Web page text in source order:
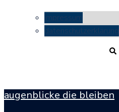
impressum
datenschutzerklärung
augenblicke die bleiben